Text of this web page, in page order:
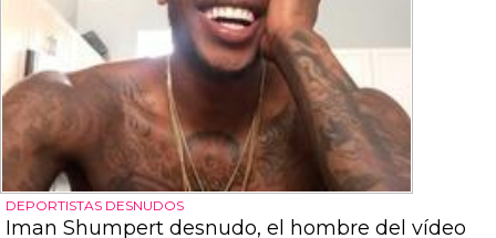
DEPORTISTAS DESNUDOS
Iman Shumpert desnudo, el hombre del vídeo